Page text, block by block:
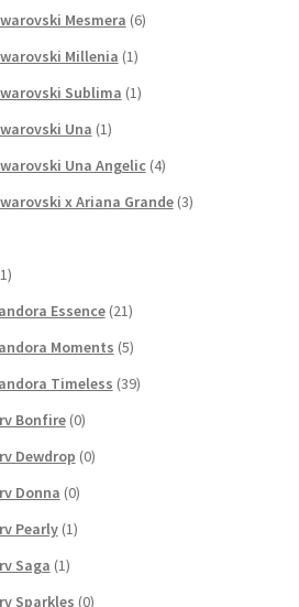
Mesmera (6)
Millenia (1)
Sublima (1)
Una (1)
Una Angelic (4)
x Ariana Grande (3)
Essence (21)
Moments (5)
Timeless (39)
Bonfire (0)
Dewdrop (0)
Donna (0)
Pearly (1)
Saga (1)
Sparkles (0)